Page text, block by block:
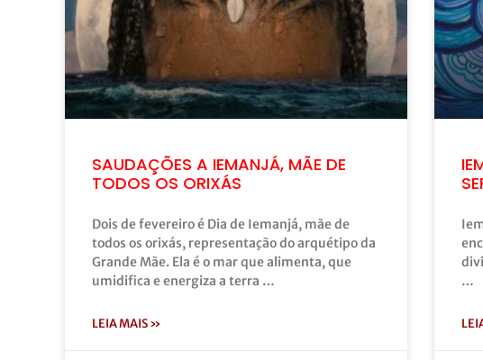
SAUDAÇÕES A IEMANJÁ, MÃE DE
TODOS OS ORIXÁS
Dois de fevereiro é Dia de Iemanjá, mãe de
todos os orixás, representação do arquétipo da
Grande Mãe. Ela é o mar que alimenta, que
umidifica e energiza a terra …
LEIA MAIS »
…